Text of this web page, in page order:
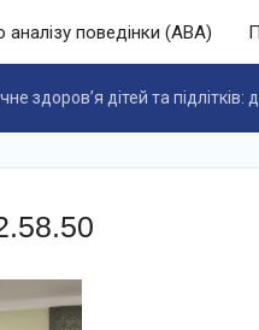
поведінки (ABA)
здоров’я дітей та